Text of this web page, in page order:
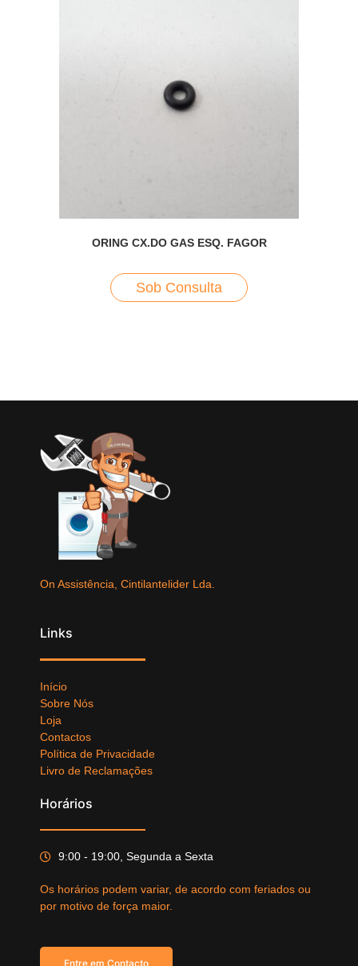
ORING CX.DO GAS ESQ. FAGOR
Sob Consulta
On Assistência, Cintilantelider Lda.
Links
Início
Sobre Nós
Loja
Contactos
Política de Privacidade
Livro de Reclamações
Horários
9:00 - 19:00, Segunda a Sexta
Os horários podem variar, de acordo com feriados ou
por motivo de força maior.
Entre em Contacto